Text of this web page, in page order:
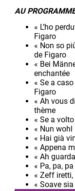
AU
« L’ho
Figaro
« Non so
de Figaro
« Bei
enchantée
« Se a
Figaro
« Ah vous
thème
« Se a
« Nun wohl
« Hai già
« Appena
« Ah
« Pa, pa,
« Zeff
« Soave